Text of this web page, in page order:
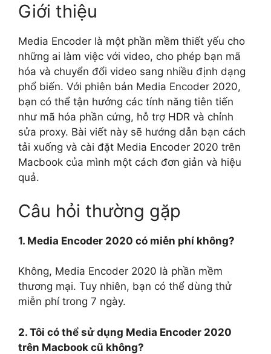
Giới thiệu
Media Encoder là một phần mềm thiết yếu cho
những ai làm việc với video, cho phép bạn mã
hóa và chuyển đổi video sang nhiều định dạng
phổ biến. Với phiên bản Media Encoder 2020,
bạn có thể tận hưởng các tính năng tiên tiến
như mã hóa phần cứng, hỗ trợ HDR và chỉnh
sửa proxy. Bài viết này sẽ hướng dẫn bạn cách
tải xuống và cài đặt Media Encoder 2020 trên
Macbook của mình một cách đơn giản và hiệu
quả.
Câu hỏi thường gặp
1. Media Encoder 2020 có miễn phí không?
Không, Media Encoder 2020 là phần mềm
thương mại. Tuy nhiên, bạn có thể dùng thử
miễn phí trong 7 ngày.
2. Tôi có thể sử dụng Media Encoder 2020
trên Macbook cũ không?